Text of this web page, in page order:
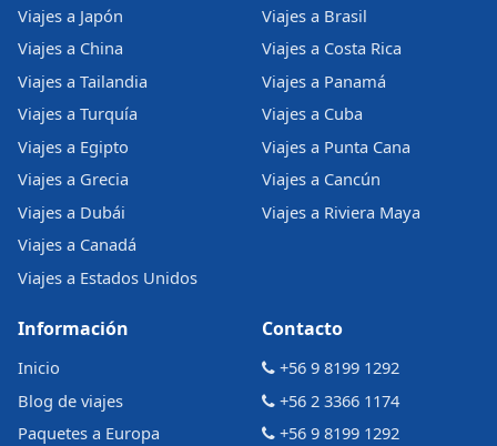
Viajes a Japón
Viajes a China
Viajes a Tailandia
Viajes a Turquía
Viajes a Egipto
Viajes a Grecia
Viajes a Dubái
Viajes a Canadá
Viajes a Estados Unidos
Viajes a Brasil
Viajes a Costa Rica
Viajes a Panamá
Viajes a Cuba
Viajes a Punta Cana
Viajes a Cancún
Viajes a Riviera Maya
Información
Inicio
Blog de viajes
Paquetes a Europa
Contacto
+56 9 8199 1292
+56 2 3366 1174
+56 9 8199 1292